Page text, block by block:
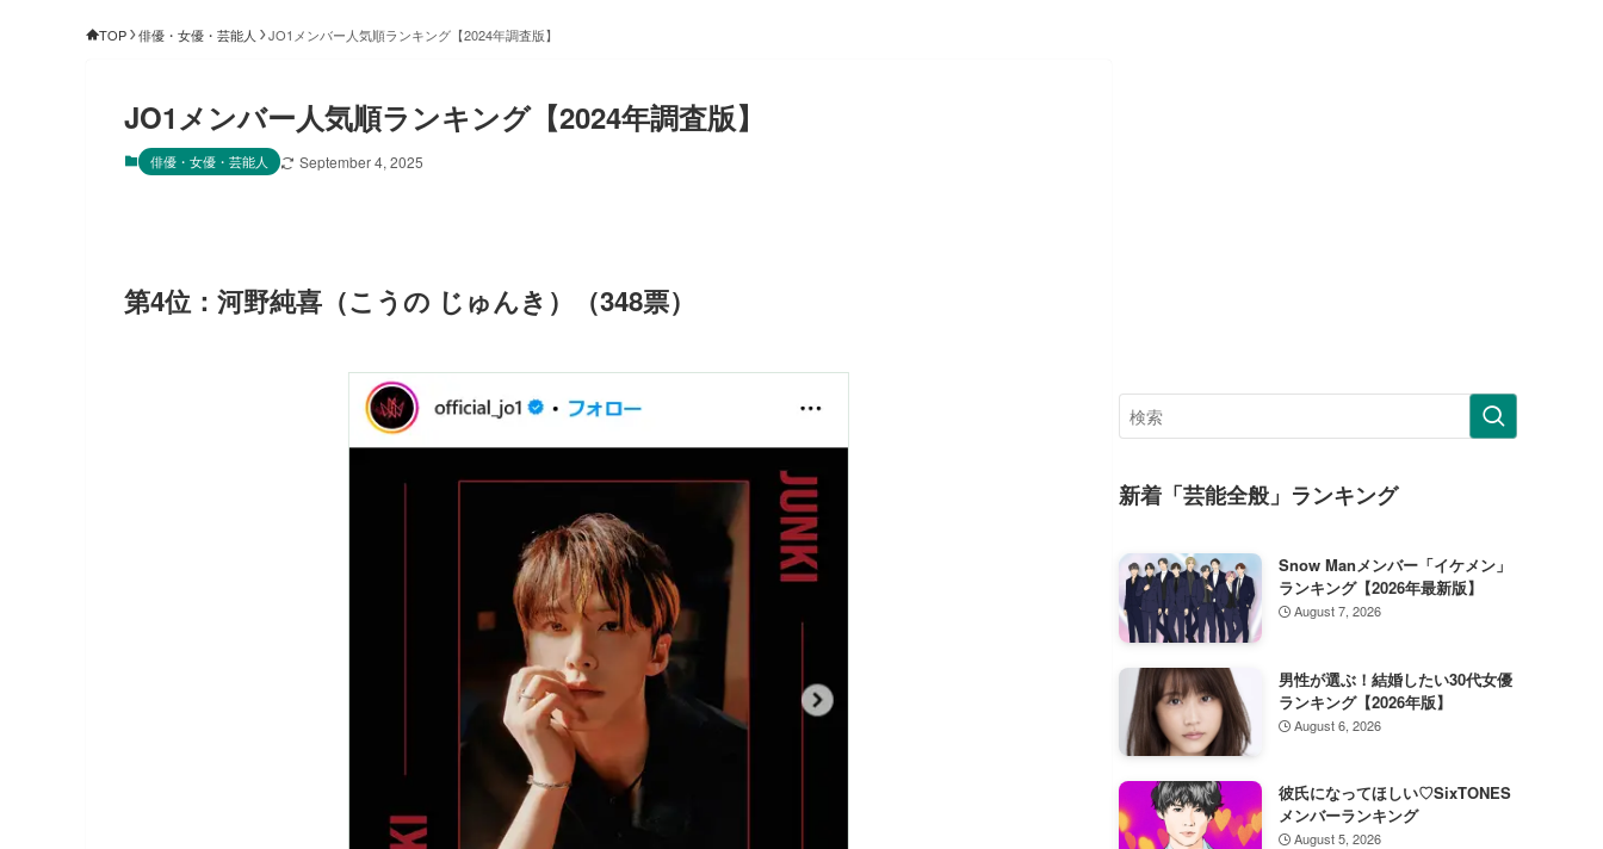
TOP 俳優・女優・芸能人 JO1メンバー人気順ランキング【2024年調査版】
JO1メンバー人気順ランキング【2024年調査版】
俳優・女優・芸能人 September 4, 2025
第4位：河野純喜（こうの じゅんき）（348票）
新着「芸能全般」ランキング
Snow Manメンバー「イケメン」
ランキング【2026年最新版】
August 7, 2026
男性が選ぶ！結婚したい30代女優
ランキング【2026年版】
August 6, 2026
彼氏になってほしい♡SixTONES
メンバーランキング
August 5, 2026